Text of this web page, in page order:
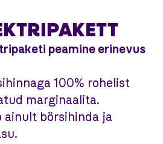
peamine erinevus
100% rohelist
marginaalita.
ainult börsihinda ja